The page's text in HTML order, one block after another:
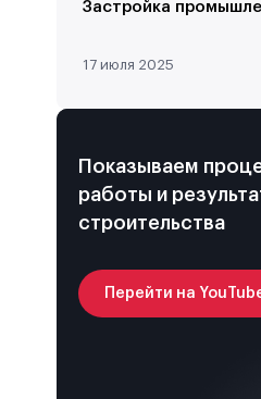
Застройка
17 июля 2025
Показываем
работы и
строительства
Перейти на